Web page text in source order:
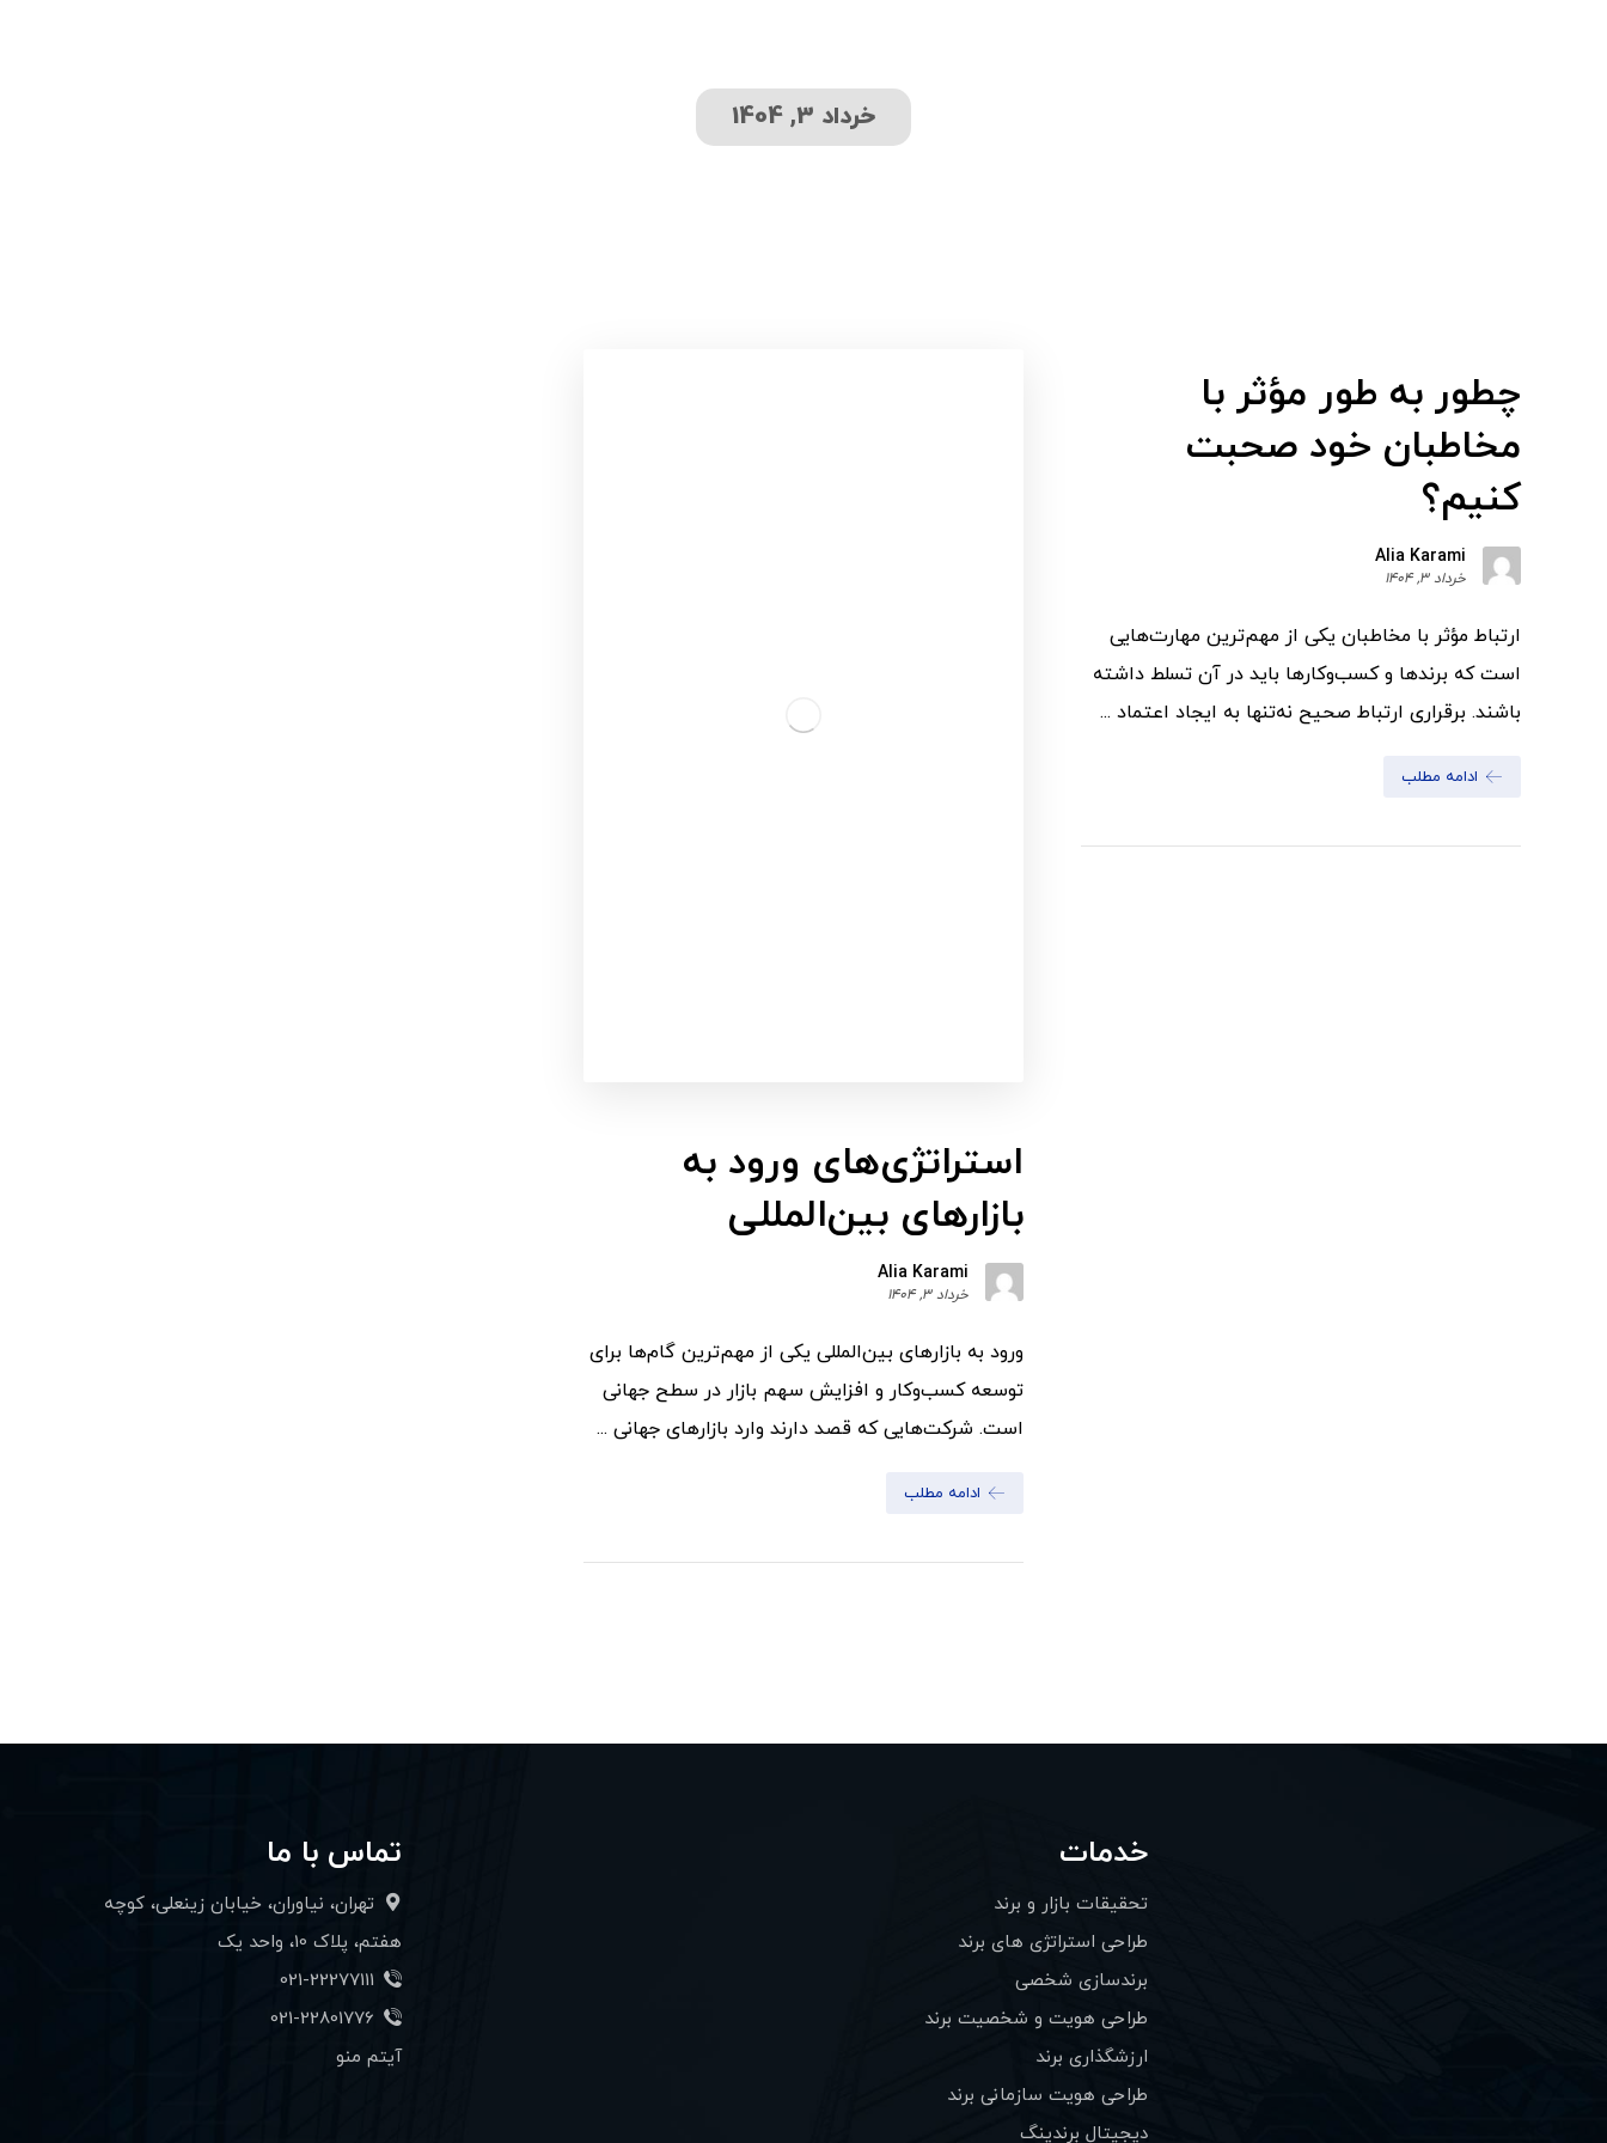
خرداد 3, 1404
چطور به طور مؤثر با
مخاطبان خود صحبت
کنیم؟
Alia Karami
خرداد 3, 1404
ارتباط مؤثر با مخاطبان یکی از مهم‌ترین مهارت‌هایی
است که برندها و کسب‌وکارها باید در آن تسلط داشته
باشند. برقراری ارتباط صحیح نه‌تنها به ایجاد اعتماد ...
ادامه مطلب
استراتژی‌های ورود به
بازارهای بین‌المللی
Alia Karami
خرداد 3, 1404
ورود به بازارهای بین‌المللی یکی از مهم‌ترین گام‌ها برای
توسعه کسب‌وکار و افزایش سهم بازار در سطح جهانی
است. شرکت‌هایی که قصد دارند وارد بازارهای جهانی ...
ادامه مطلب
خدمات
تحقیقات بازار و برند
طراحی استراتژی های برند
برندسازی شخصی
طراحی هویت و شخصیت برند
ارزشگذاری برند
طراحی هویت سازمانی برند
دیجیتال برندینگ
تماس با ما
تهران، نیاوران، خیابان زینعلی، کوچه
هفتم، پلاک 10، واحد یک
021-22277111
021-22801776
آیتم منو